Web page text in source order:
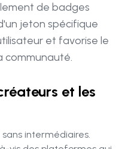
de badges
jeton spécifique
et favorise le
communauté.
et les
intermédiaires.